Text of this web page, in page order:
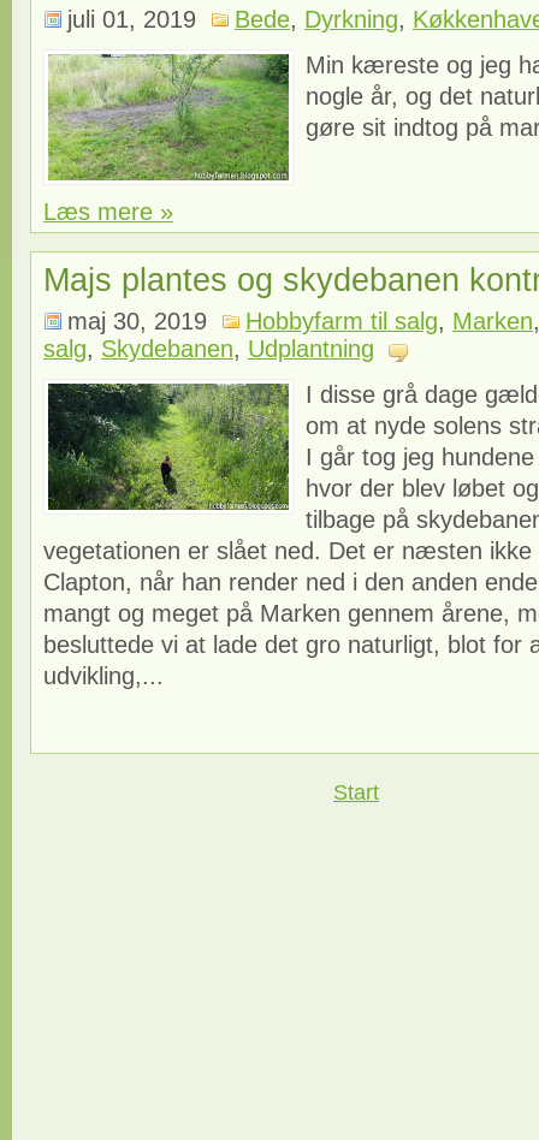
juli 01, 2019 Bede, Dyrkning,
Min kæreste og jeg
nogle år, og det
gøre sit indtog på
Læs mere »
Majs plantes og skydebanen
maj 30, 2019 Hobbyfarm til salg, Marken
salg, Skydebanen, Udplantning
I disse grå dage
om at nyde solens
I går tog jeg
hvor der blev løbet
tilbage på
vegetationen er slået ned. Det er næsten
Clapton, når han render ned i den anden
mangt og meget på Marken gennem årene,
besluttede vi at lade det gro naturligt, blot for
udvikling,...
Start